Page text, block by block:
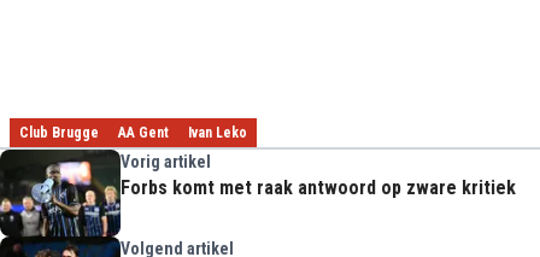
Club Brugge AA Gent Ivan Leko
Vorig artikel
Forbs komt met raak antwoord op zware kritiek
Volgend artikel